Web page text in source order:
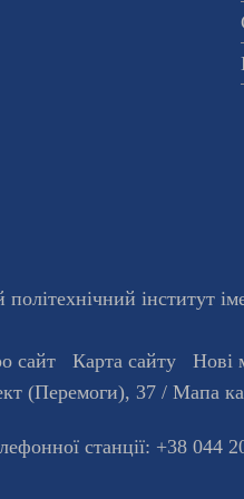
інститут
сайт Карта сайту
Нові
(Перемоги), 37 / Мапа
станцiї: +38 044